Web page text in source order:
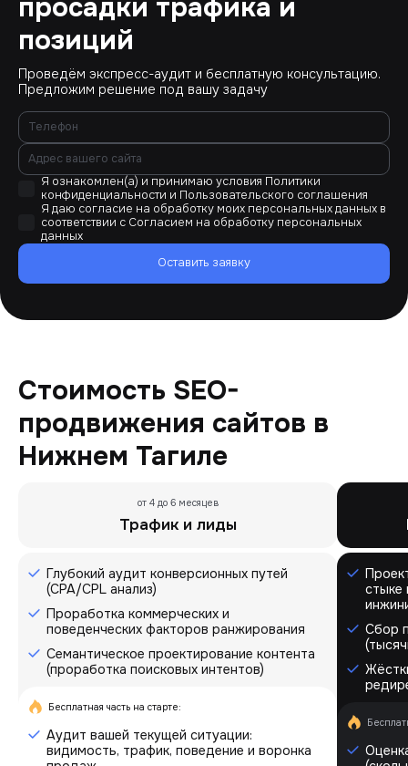
просадки трафика и
позиций
Проведём экспресс-аудит и бесплатную консультацию.
Предложим решение под вашу задачу
Я ознакомлен(а) и принимаю условия Политики
конфиденциальности и Пользовательского соглашения
Я даю согласие на обработку моих персональных данных в
соответствии с Согласием на обработку персональных
данных
Оставить заявку
Стоимость SEO-
продвижения сайтов в
Нижнем Тагиле
от 4 до 6 месяцев
Трафик и лиды
Глубокий аудит конверсионных путей
(CPA/CPL анализ)
Проработка коммерческих и
поведенческих факторов ранжирования
Семантическое проектирование контента
(проработка поисковых интентов)
Бесплатная часть на старте:
Аудит вашей текущей ситуации:
видимость, трафик, поведение и воронка
стыке
Сбор